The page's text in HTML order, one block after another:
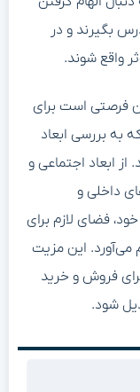
بگیرند و در
واقع شوند.
فرصتی است برای
به بررسی ابعاد
ابعاد اجتماعی و
داخلی و
فضای لازم برای
می‌آورد. این مزیت
فروش و خرید
شود.